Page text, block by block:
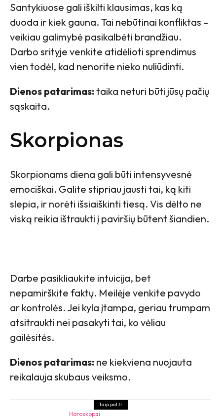
Santykiuose gali iškilti klausimas, kas ką
duoda ir kiek gauna. Tai nebūtinai konfliktas –
veikiau galimybė pasikalbėti brandžiau.
Darbo srityje venkite atidėlioti sprendimus
vien todėl, kad nenorite nieko nuliūdinti.
Dienos patarimas: taika neturi būti jūsų pačių
sąskaita.
Skorpionas
Skorpionams diena gali būti intensyvesnė
emociškai. Galite stipriau jausti tai, ką kiti
slepia, ir norėti išsiaiškinti tiesą. Vis dėlto ne
viską reikia ištraukti į paviršių būtent šiandien.
Darbe pasikliaukite intuicija, bet
nepamirškite faktų. Meilėje venkite pavydo
ar kontrolės. Jei kyla įtampa, geriau trumpam
atsitraukti nei pasakyti tai, ko vėliau
gailėsitės.
Dienos patarimas: ne kiekviena nuojauta
reikalauja skubaus veiksmo.
Taip pat žr
Horoskopai